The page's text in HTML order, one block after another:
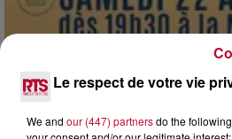
DINER CONCERT À LA MJC
Le respect de votre vie
We and our (447) partnersdo the